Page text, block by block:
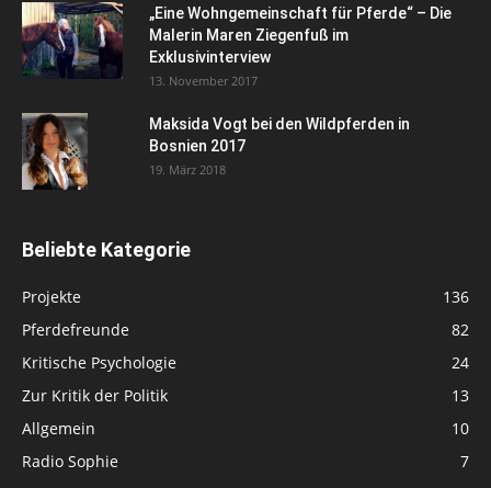
„Eine Wohngemeinschaft für Pferde“ – Die
Malerin Maren Ziegenfuß im
Exklusivinterview
13. November 2017
Maksida Vogt bei den Wildpferden in
Bosnien 2017
19. März 2018
Beliebte Kategorie
Projekte
136
Pferdefreunde
82
Kritische Psychologie
24
Zur Kritik der Politik
13
Allgemein
10
Radio Sophie
7